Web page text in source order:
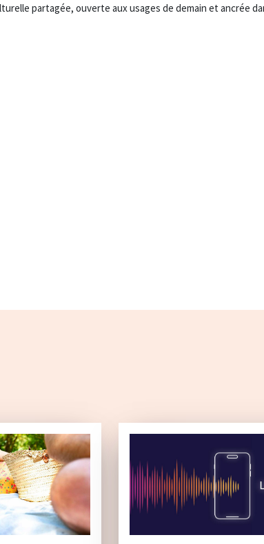
partagée, ouverte aux usages de demain et ancrée